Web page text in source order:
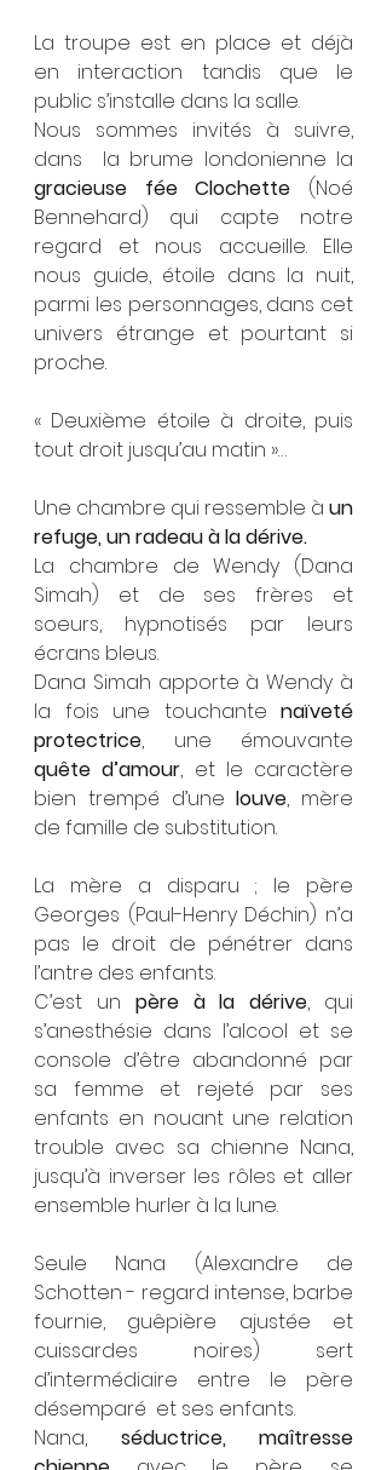
La troupe est en place et déjà
en interaction tandis que le
public s’installe dans la salle.
Nous sommes invités à suivre,
gracieuse fée Clochette (Noé
Bennehard) qui capte notre
regard et nous accueille. Elle
nous guide, étoile dans la nuit,
parmi les personnages, dans cet
univers étrange et pourtant si
proche.
« Deuxième étoile à droite, puis
tout droit jusqu’au matin »…
Une chambre qui ressemble à un
refuge, un radeau à la dérive.
La chambre de Wendy (Dana
Simah) et de ses frères et
soeurs, hypnotisés par leurs
écrans bleus.
Dana Simah apporte à Wendy à
la fois une touchante naïveté
protectrice
quête d’amour, et le caractère
bien trempé d’une louve, mère
de famille de substitution.
La mère a disparu ; le père
Georges (Paul-Henry Déchin) n’a
pas le droit de pénétrer dans
l’antre des enfants.
C’est un père à la dérive, qui
s’anesthésie dans l’alcool et se
console d’être abandonné par
sa femme et rejeté par ses
enfants en nouant une relation
trouble avec sa chienne Nana,
jusqu’à inverser les rôles et aller
ensemble hurler à la lune.
Seule Nana (Alexandre de
Schotten - regard intense, barbe
fournie, guêpière ajustée et
cuissardes noires) sert
d’intermédiaire entre le père
désemparé  et ses enfants.
Nana, séductrice, maîtresse